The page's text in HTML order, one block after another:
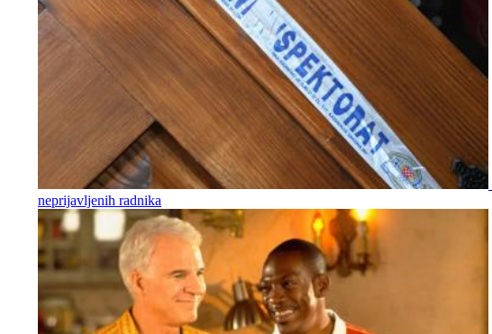
neprijavljenih radnika